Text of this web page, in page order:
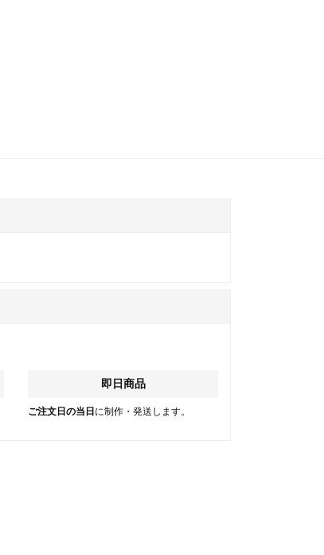
即日商品
ご注文日の当日 に制作・発送します。